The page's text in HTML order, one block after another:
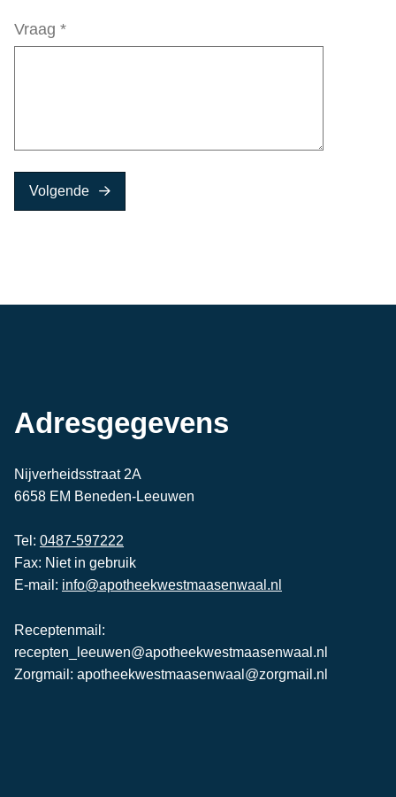
Vraag *
Volgende
Adresgegevens
Nijverheidsstraat 2A
6658 EM Beneden-Leeuwen
Tel: 0487-597222
Fax: Niet in gebruik
E-mail: info@apotheekwestmaasenwaal.nl
Receptenmail:
recepten_leeuwen@apotheekwestmaasenwaal.nl
Zorgmail: apotheekwestmaasenwaal@zorgmail.nl